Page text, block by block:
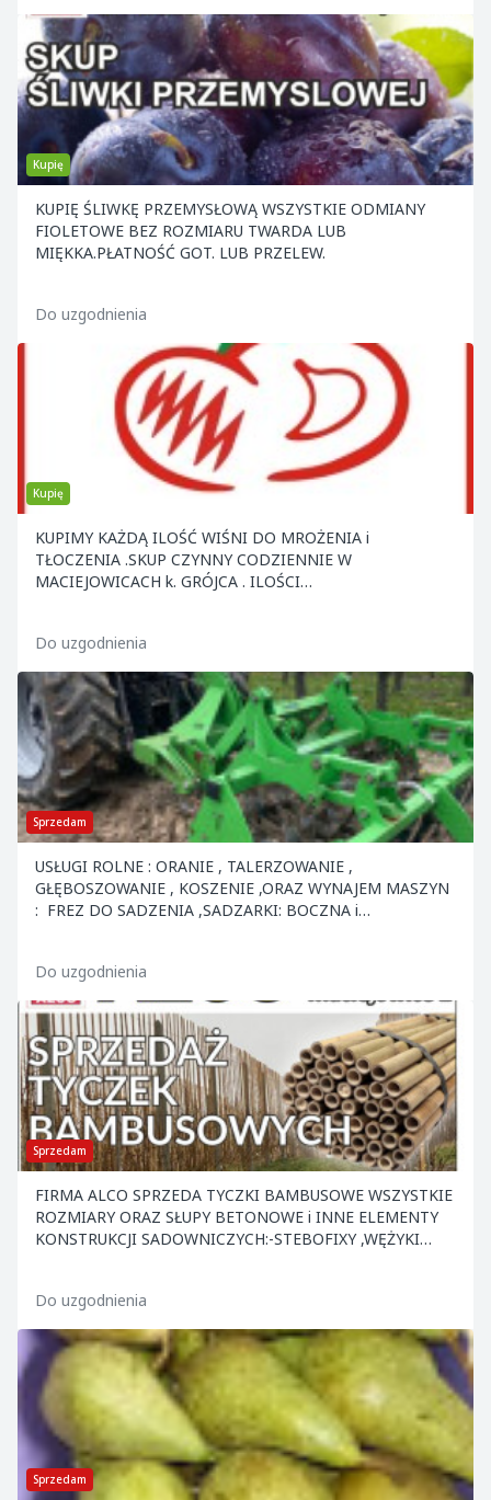
Kupię
KUPIĘ ŚLIWKĘ PRZEMYSŁOWĄ WSZYSTKIE ODMIANY
FIOLETOWE BEZ ROZMIARU TWARDA LUB
MIĘKKA.PŁATNOŚĆ GOT. LUB PRZELEW.
Do uzgodnienia
Kupię
KUPIMY KAŻDĄ ILOŚĆ WIŚNI DO MROŻENIA i
TŁOCZENIA .SKUP CZYNNY CODZIENNIE W
MACIEJOWICACH k. GRÓJCA . ILOŚCI
Do uzgodnienia
Sprzedam
USŁUGI ROLNE : ORANIE , TALERZOWANIE ,
GŁĘBOSZOWANIE , KOSZENIE ,ORAZ WYNAJEM MASZYN
: FREZ DO SADZENIA ,SADZARKI: BOCZNA i
Do uzgodnienia
Sprzedam
FIRMA ALCO SPRZEDA TYCZKI BAMBUSOWE WSZYSTKIE
ROZMIARY ORAZ SŁUPY BETONOWE i INNE ELEMENTY
KONSTRUKCJI SADOWNICZYCH:-STEBOFIXY ,WĘŻYKI
Do uzgodnienia
Sprzedam